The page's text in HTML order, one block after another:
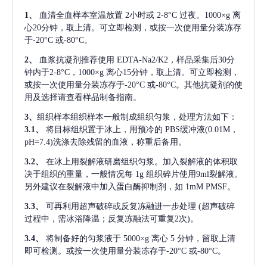
1、 血清全血样本室温放置 2小时或 2-8°C 过夜。1000×g 离
心20分钟，取上清。可立即检测，或按一次使用量分装冻存
于-20°C 或-80°C。
2、 血浆抗凝剂推荐使用 EDTA-Na2/K2，样品采集后30分
钟内于2-8°C，1000×g 离心15分钟，取上清。可立即检测，
或按一次使用量分装冻存于-20°C 或-80°C。其他抗凝剂的使
用及选择请查看样品制备指南。
3、 组织样本组织样本一般制成组织匀浆，处理方法如下：
3.1、
将目标组织置于冰上，用预冷的 PBS缓冲液(0.01M，
pH=7.4)洗涤去除残留的血液，称重后备用。
3.2、
在冰上用裂解液研磨组织匀浆。加入裂解液的体积取
决于组织的重量，一般情况每 1g 组织碎片使用9ml裂解液。
另外建议在裂解液中加入蛋白酶抑制剂，如 1mM PMSF。
3.3、 可再利用超声破碎或反复冻融进一步处理 (超声破碎
过程中，需冰浴降温；反复冻融法可重复2次)。
3.4、 将制备好的匀浆液于 5000×g 离心 5 分钟，留取上清
即可检测。或按一次使用量分装冻存于-20°C 或-80°C。